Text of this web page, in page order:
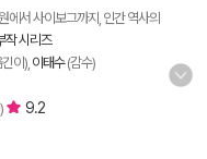
에서 사이보그까지, 인간 역사의
작 시리즈
이), 이태수(감수)
9.2